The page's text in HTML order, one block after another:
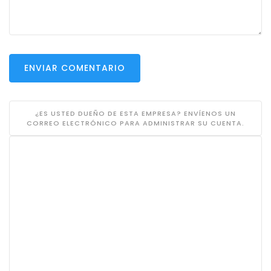
ENVIAR COMENTARIO
¿ES USTED DUEÑO DE ESTA EMPRESA? ENVÍENOS UN
CORREO ELECTRÓNICO PARA ADMINISTRAR SU CUENTA.